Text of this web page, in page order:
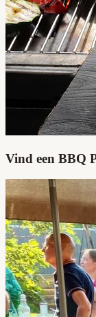
Vind een BBQ